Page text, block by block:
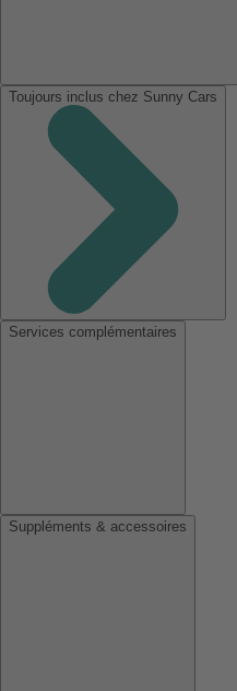
Toujours inclus chez Sunny Cars
Services complémentaires
Suppléments & accessoires